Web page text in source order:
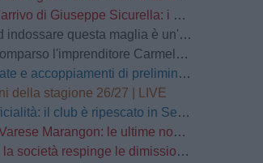
di Giuseppe Sicurella: i dettagli
fortissima. Mi ha convinto la serietà della società"
l'imprenditore Carmelo Cogliandro
di preliminari e primo turno
della stagione 26/27 | LIVE
il club è ripescato in Serie D
Marangon: le ultime novità
le dimissioni del Direttore Generale